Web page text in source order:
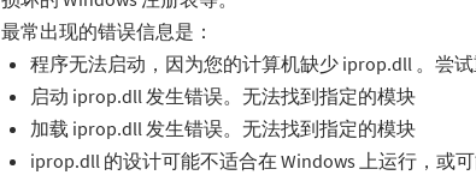
最常出现的错误信息是：
程序无法启动，因为您的计算机缺少 iprop.dll 。尝
启动 iprop.dll 发生错误。无法找到指定的模块
加载 iprop.dll 发生错误。无法找到指定的模块
iprop.dll 的设计可能不适合在 Windows 上运行，或可